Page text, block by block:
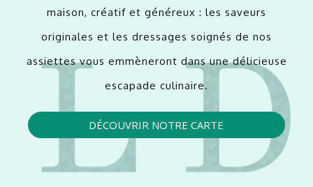
maison, créatif et généreux : les saveurs
originales et les dressages soignés de nos
assiettes vous emmèneront dans une délicieuse
escapade culinaire.
DÉCOUVRIR NOTRE CARTE